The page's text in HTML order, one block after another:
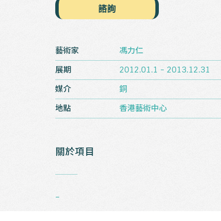
諮詢
藝術家
馮力仁
展期
2012.01.1 - 2013.12.31
媒介
銅
地點
香港藝術中心
關於項目
–